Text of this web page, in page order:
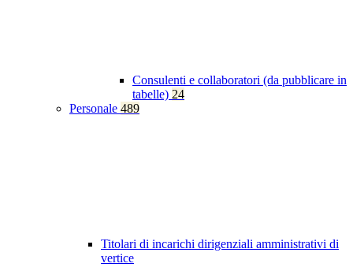
Consulenti e collaboratori (da pubblicare in
tabelle) 24
Personale 489
Titolari di incarichi dirigenziali amministrativi di
vertice